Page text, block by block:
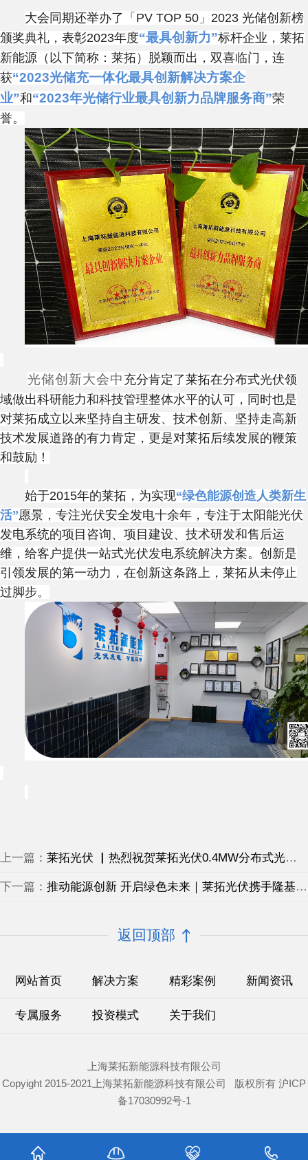
大会同期还举办了「 PV TOP 50 」 2023 光储创新榜
颁奖典礼，表彰2023年度“最具创新力”标杆企业， 莱拓
新能源（以下简称：莱拓） 脱颖而出， 双喜临门，连
获“2023光储充一体化最具创新解决方案企
业”和“2023年光储行业最具创新力品牌服务商”荣
誉。
光储创新大会中 充分肯定了莱拓在分布式光伏领
域做出科研能力和科技管理整体水平的认可，同时也是
对莱拓成立以来坚持自主研发、技术创新、坚持走高新
技术发展道路的有力肯定， 更是对莱拓后续发展的鞭策
和鼓励！
始于2015年的莱拓 ，为实现“绿色能源创造人类新生
活”愿景， 专注光伏安全发电十余年， 专注于太阳能光伏
发电系统的项目咨询、项目建设、技术研发和售后运
维，给客户提供一站式光伏发电系统解决方案。 创新是
引领发展的第一动力，在创新这条路上，莱拓从未停止
过脚步。
上一篇： 莱拓光伏 ▏热烈祝贺莱拓光伏0.4MW分布式光伏发电项目开工大吉
下一篇： 推动能源创新 开启绿色未来｜莱拓光伏携手隆基打造高效、安全光伏电站！
返回顶部
网站首页 解决方案 精彩案例 新闻资讯
专属服务 投资模式 关于我们
上海莱拓新能源科技有限公司
Copyight 2015-2021上海莱拓新能源科技有限公司 版权所有 沪ICP
备17030992号-1